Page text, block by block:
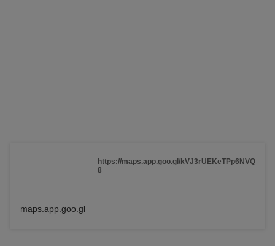
https://maps.app.goo.gl/kVJ3rUEKeTPp6NVQ
8
maps.app.goo.gl